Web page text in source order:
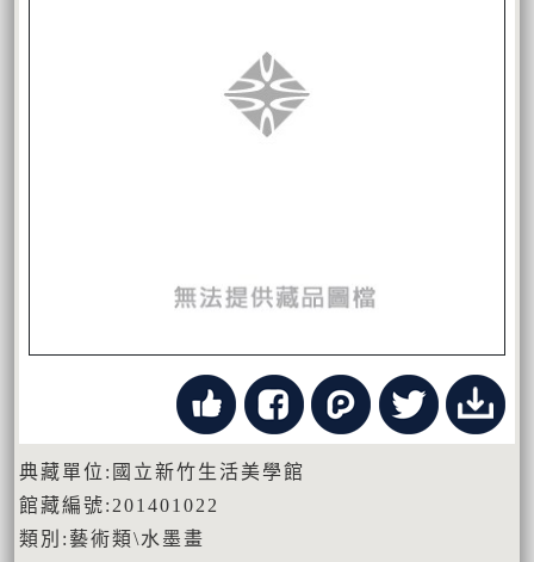
典藏單位:國立新竹生活美學館
館藏編號:201401022
類別:藝術類\水墨畫